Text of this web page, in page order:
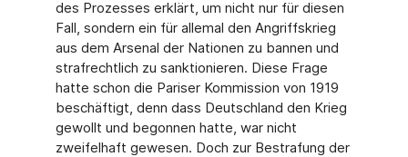
des Prozesses erklärt, um nicht nur für diesen
Fall, sondern ein für allemal den Angriffskrieg
aus dem Arsenal der Nationen zu bannen und
strafrechtlich zu sanktionieren. Diese Frage
hatte schon die Pariser Kommission von 1919
beschäftigt, denn dass Deutschland den Krieg
gewollt und begonnen hatte, war nicht
zweifelhaft gewesen. Doch zur Bestrafung der